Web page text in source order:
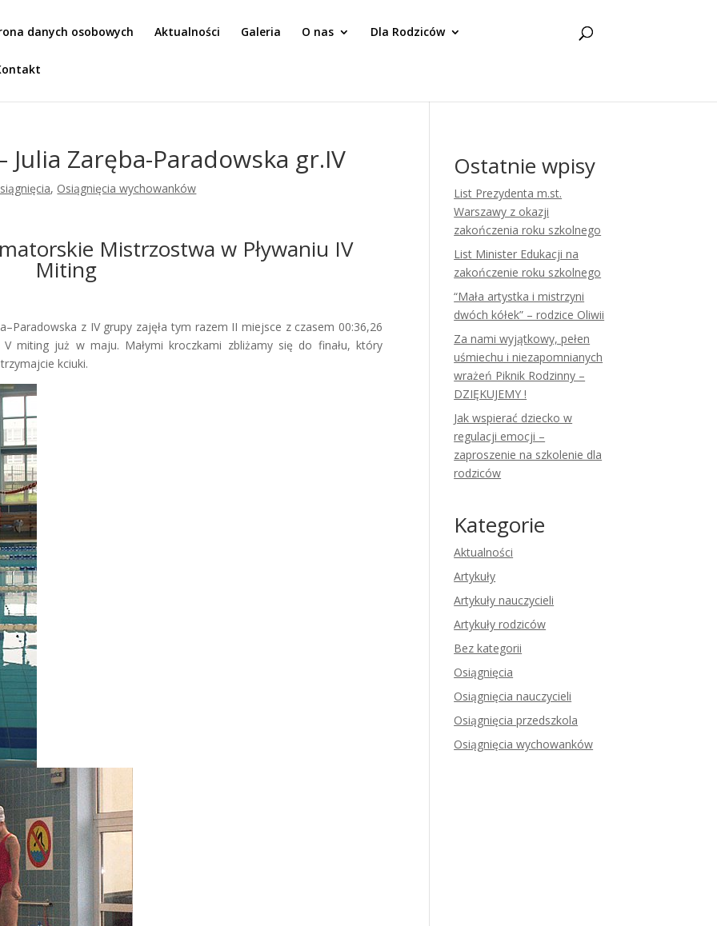
danych osobowych Aktualności Galeria O nas Dla Rodziców
Zaręba-Paradowska gr.IV
, Osiągnięcia wychowanków
Mistrzostwa w Pływaniu IV
Miting
z IV grupy zajęła tym razem II miejsce z czasem 00:36,26
miting już w maju. Małymi kroczkami zbliżamy się do finału, który
kciuki.
Ostatnie wpisy
List Prezydenta m.st.
Warszawy z okazji
zakończenia roku szkolnego
List Minister Edukacji na
zakończenie roku szkolnego
“Mała artystka i mistrzyni
dwóch kółek” – rodzice Oliwii
Za nami wyjątkowy, pełen
uśmiechu i niezapomnianych
wrażeń Piknik Rodzinny –
DZIĘKUJEMY !
Jak wspierać dziecko w
regulacji emocji –
zaproszenie na szkolenie dla
rodziców
Kategorie
Aktualności
Artykuły
Artykuły nauczycieli
Artykuły rodziców
Bez kategorii
Osiągnięcia
Osiągnięcia nauczycieli
Osiągnięcia przedszkola
Osiągnięcia wychowanków